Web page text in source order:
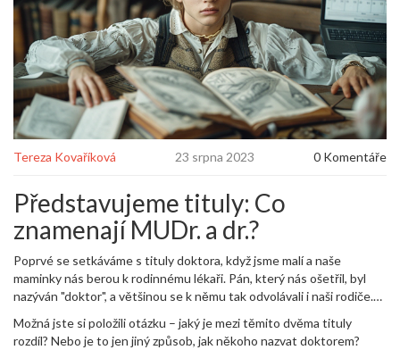
Tereza Kovaříková 23 srpna 2023 0 Komentáře
Představujeme tituly: Co
znamenají MUDr. a dr.?
Poprvé se setkáváme s tituly doktora, když jsme malí a naše
maminky nás berou k rodinnému lékaři. Pán, který nás ošetřil, byl
nazýván "doktor", a většinou se k němu tak odvolávali i naši rodiče.
MUDr. a někteří doktor (dr.).
Možná jste si položili otázku – jaký je mezi těmito dvěma tituly
rozdíl? Nebo je to jen jiný způsob, jak někoho nazvat doktorem?